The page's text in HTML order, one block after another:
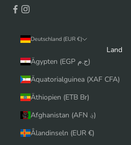
Deutschland (EUR €)
Land
Ägypten (EGP ج.م)
Äquatorialguinea (XAF CFA)
Äthiopien (ETB Br)
Afghanistan (AFN ؋)
Ålandinseln (EUR €)